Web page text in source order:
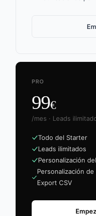
PRO
99€
/mes · Leads
Todo del Starter
Leads ilimitados
Personalización
Personalización
Export CSV